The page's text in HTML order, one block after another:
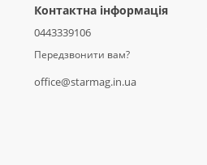
Контактна інформація
0443339106
Передзвонити вам?
office@starmag.in.ua